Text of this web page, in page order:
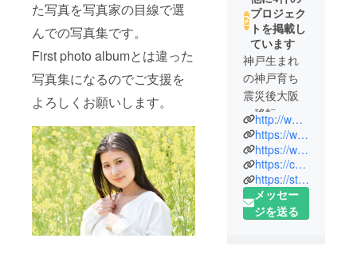
た写真を写真家の目線で選
んでの写真集です。
First photo albumとは違った
写真集になるのでご支援を
よろしくお願いします。
プロジェク
トを掲載し
ています
神戸生まれ
の神戸育ち
震災後大阪
へ移転
個展：4回
グルーブ
展：3回
雑誌掲載：
アラサーの
http://www.pix-pg.com
https://www.facebook.com/hiroharu.miyasaka.1
https://www.instagram.com/ug.miyasaka/?hl=ja
https://creator.pixta.jp/@ugm/photos
https://stock.adobe.com/jp/contributor/209013237/U.G.%20Miyasaka?fbclid=IwAR00W-alr-ByP2D-yO7uoZ8mGLkGbhay90EJ_q0Le6bpG_BJloI8h1bOWSc&asset_id=312441266
メッセー
ジを送る